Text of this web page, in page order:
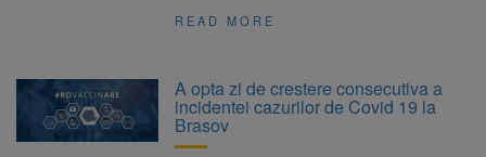
READ MORE
A opta zi de crestere consecutiva a
incidentei cazurilor de Covid 19 la
Brasov